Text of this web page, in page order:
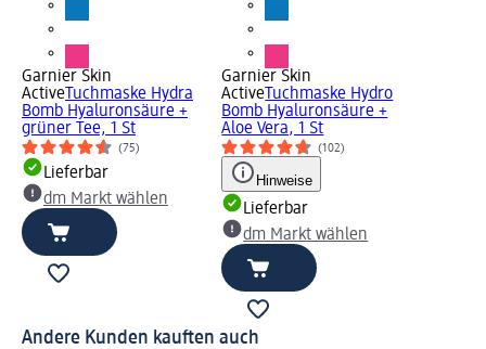
Garnier Skin
Active Tuchmaske Hydra
Bomb Hyaluronsäure +
grüner Tee, 1 St
(75)
Lieferbar
dm Markt wählen
Garnier Skin
Active Tuchmaske Hydro
Bomb Hyaluronsäure +
Aloe Vera, 1 St
(102)
Hinweise
Lieferbar
dm Markt wählen
Andere Kunden kauften auch